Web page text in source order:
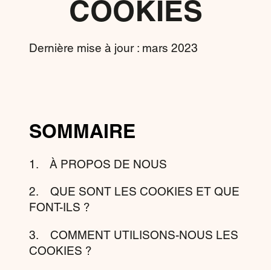
COOKIES
Dernière mise à jour : mars 2023
SOMMAIRE
1. À PROPOS DE NOUS
2. QUE SONT LES COOKIES ET QUE
FONT-ILS ?
3. COMMENT UTILISONS-NOUS LES
COOKIES ?